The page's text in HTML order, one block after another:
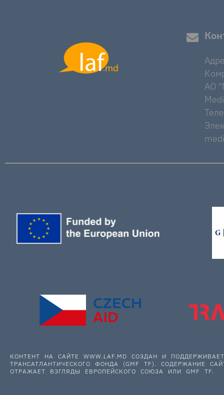
AO
КОНТЕНТ НА САЙТЕ WWW.LAF.MD СОЗДАН И
ТРАНСАТЛАНТИЧЕСКОГО ФОНДА (GMF TF). СОДЕРЖАНИЕ
ОТРАЖАЕТ ВЗГЛЯДЫ ЕВРОПЕЙСКОГО СОЮЗА ИЛИ GMF TF.